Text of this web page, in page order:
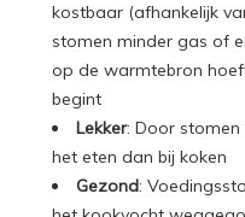
kostbaar (afhankelijk
stomen minder gas of
op de warmtebron
begint
Lekker: Door
het eten dan bij koken
Gezond: